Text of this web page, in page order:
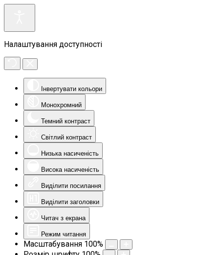
Налаштування доступності
Інвертувати кольори
Монохромний
Темний контраст
Світлий контраст
Низька насиченість
Висока насиченість
Виділити посилання
Виділити заголовки
Читач з екрана
Режим читання
Масштабування 100%